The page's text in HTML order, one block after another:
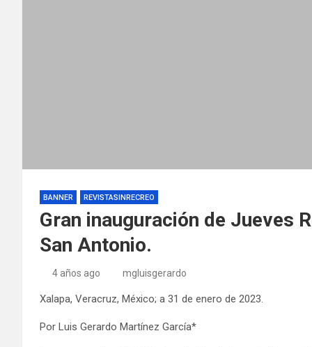
BANNER REVISTASINRECREO
Gran inauguración de Jueves
San Antonio.
4 años ago mgluisgerardo
Xalapa, Veracruz, México; a 31 de enero de 2023.
Por Luis Gerardo Martínez García*